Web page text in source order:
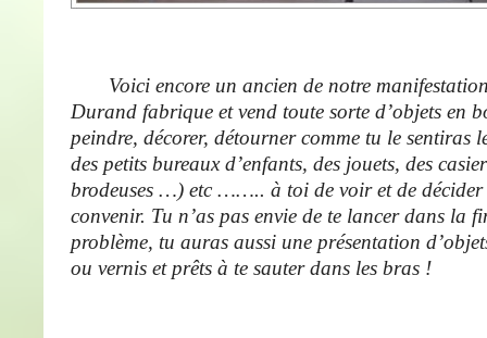
Voici encore un ancien de notre
Durand fabrique et vend toute sorte d’objets en
peindre, décorer, détourner comme tu le sentiras
des petits bureaux d’enfants, des jouets, des
brodeuses …) etc …….. à toi de voir et de décider
convenir. Tu n’as pas envie de te lancer dans la
problème, tu auras aussi une présentation
ou vernis et prêts à te sauter dans les bras !